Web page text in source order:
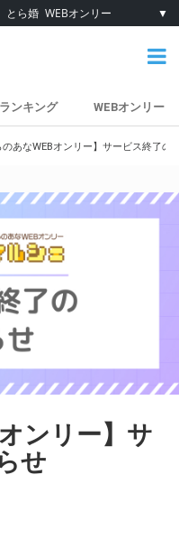
とら婚 WEBオンリー ▼
ランキング WEBオンリー
のあなWEBオンリー】サービス終了の
ンリー】サ
せ